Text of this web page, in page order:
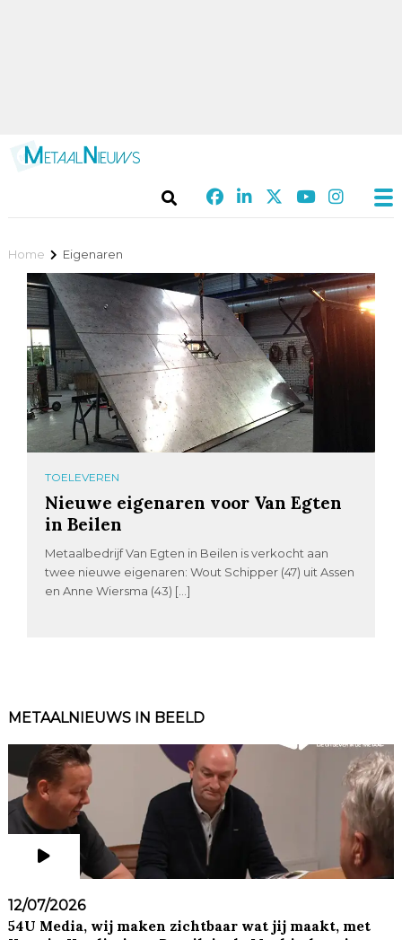
Home Eigenaren
TOELEVEREN
Nieuwe eigenaren voor Van Egten
in Beilen
Metaalbedrijf Van Egten in Beilen is verkocht aan
twee nieuwe eigenaren: Wout Schipper (47) uit Assen
en Anne Wiersma (43) […]
METAALNIEUWS IN BEELD
12/07/2026
54U Media, wij maken zichtbaar wat jij maakt, met